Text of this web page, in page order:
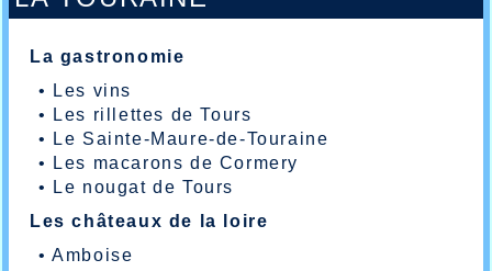
La gastronomie
•
Les vins
•
Les rillettes de Tours
•
Le Sainte-Maure-de-Touraine
•
Les macarons de Cormery
•
Le nougat de Tours
Les châteaux de la loire
•Amboise